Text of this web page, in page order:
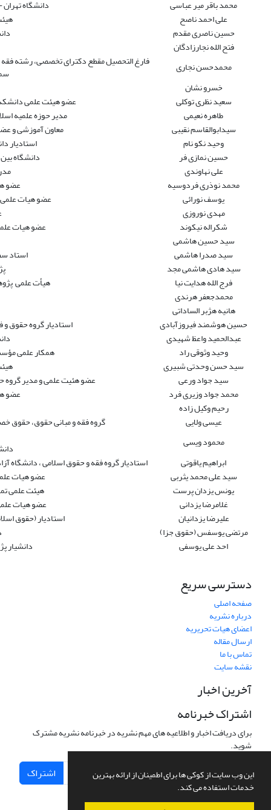
این وب سایت از کوکی ها برای اطمینان از ارائه بهترین
خدمات استفاده می کند.
محمد باقر میر عباسی
دانشگاه تهران -
علی احمد ناصح
حسین ناصری مقدم
فتح الله نجارزادگان
محمدحسن نجاری
فارغ التحصیل مقطع دکترای تخصصی، رشته فقه
خسرو نشان
سعید نظری توکلی
عضو هیئت علمی
طاهره نعیمی
مدیر حوزه علمیه
سیدابوالقاسم نقیبی
معاون آموزشی و
وحید نکو نام
حسین نمازی فر
دانشگاه بین
علی نهاوندی
محمد نوذری فردوسیه
عضو
یوسف نورائی
عضو هیات
مهدی نوروزی
شکراله نیکوند
عضو هیات
سید حسین هاشمی
سید صدرا هاشمی
استاد
سید هادی هاشمی مجد
فرج الله هدایت نیا
هیأت علمی
محمدجعفر هرندی
هانیه هژبر الساداتی
حسین هوشمند فیروزآبادی
استادیار گروه حقوق
عبدالحمید واعظ شهیدی
وحید وثوقی راد
همکار علمی
سید حسن وحدتی شبیری
سید جواد ورعی
عضو هئیت علمی و مدیر گروه
محمد جواد وزیری فرد
عضو
رحیم وکیل زاده
عیسی ولایی
گروه فقه و مبانی حقوق، حقوق
محمود ویسی
ابراهیم یاقوتی
استادیار گروه فقه و حقوق اسلامی ، دانشگاه
سید علی محمد یثربی
عضو هیات
یونس یزدان پرست
هیئت علمی
غلامرضا یزدانی
عضو هیات
علیرضا یزدانیان
استادیار (حقوق اسلامی )
مرتضی یوسفس (حقوق جزا)
احد علی یوسفی
دانشیار
دسترسی سریع
صفحه اصلی
درباره نشریه
اعضای هیات تحریریه
ارسال مقاله
تماس با ما
نقشه سایت
آخرین اخبار
اشتراک خبرنامه
برای دریافت اخبار و اطلاعیه های مهم نشریه در خبرنامه نشریه مشترک
شوید.
اشتراک